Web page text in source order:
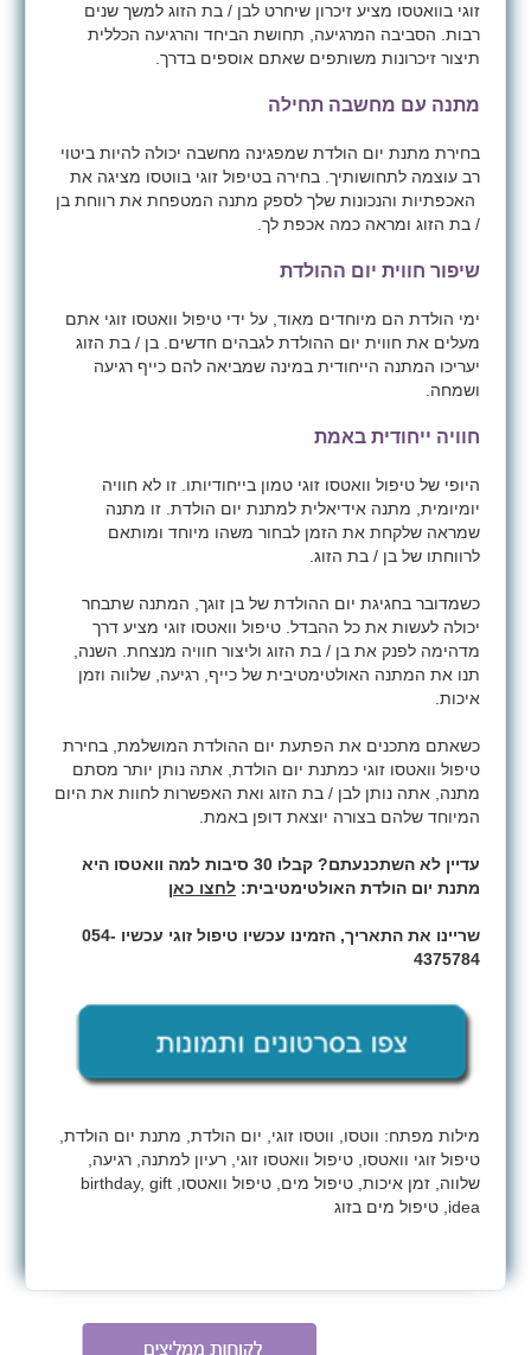
זוגי בוואטסו מציע זיכרון שיחרט לבן / בת הזוג למשך שנים
רבות. הסביבה המרגיעה, תחושת הביחד והרגיעה הכללית
תיצור זיכרונות משותפים שאתם אוספים בדרך.
מתנה עם מחשבה תחילה
בחירת מתנת יום הולדת שמפגינה מחשבה יכולה להיות ביטוי
רב עוצמה לתחושותיך. בחירה בטיפול זוגי בווטסו מציגה את
האכפתיות והנכונות שלך לספק מתנה המטפחת את רווחת בן
/ בת הזוג ומראה כמה אכפת לך.
שיפור חווית יום ההולדת
ימי הולדת הם מיוחדים מאוד, על ידי טיפול וואטסו זוגי אתם
מעלים את חווית יום ההולדת לגבהים חדשים. בן / בת הזוג
יעריכו המתנה הייחודית במינה שמביאה להם כייף רגיעה
ושמחה.
חוויה ייחודית באמת
היופי של טיפול וואטסו זוגי טמון בייחודיותו. זו לא חוויה
יומיומית, מתנה אידיאלית למתנת יום הולדת. זו מתנה
שמראה שלקחת את הזמן לבחור משהו מיוחד ומותאם
לרווחתו של בן / בת הזוג.
כשמדובר בחגיגת יום ההולדת של בן זוגך, המתנה שתבחר
יכולה לעשות את כל ההבדל. טיפול וואטסו זוגי מציע דרך
מדהימה לפנק את בן / בת הזוג וליצור חוויה מנצחת. השנה,
תנו את המתנה האולטימטיבית של כייף, רגיעה, שלווה וזמן
איכות.
כשאתם מתכנים את הפתעת יום ההולדת המושלמת, בחירת
טיפול וואטסו זוגי כמתנת יום הולדת, אתה נותן יותר מסתם
מתנה, אתה נותן לבן / בת הזוג ואת האפשרות לחוות את היום
המיוחד שלהם בצורה יוצאת דופן באמת.
עדיין לא השתכנעתם? קבלו 30 סיבות למה וואטסו היא
מתנת יום הולדת האולטימטיבית: לחצו כאן
שריינו את התאריך, הזמינו עכשיו טיפול זוגי עכשיו 054-
4375784
מילות מפתח: ווטסו, ווטסו זוגי, יום הולדת, מתנת יום הולדת,
טיפול זוגי וואטסו, טיפול וואטסו זוגי, רעיון למתנה, רגיעה,
שלווה, זמן איכות, טיפול מים, טיפול וואטסו, birthday, gift
idea, טיפול מים בזוג